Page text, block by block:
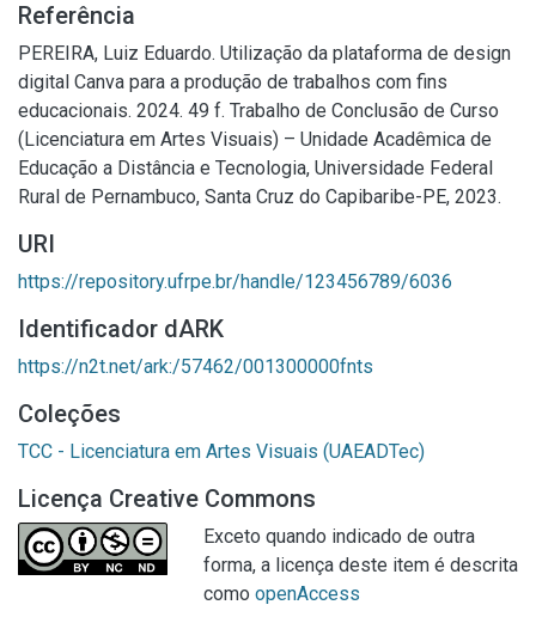
Referência
PEREIRA, Luiz Eduardo. Utilização da plataforma de design
digital Canva para a produção de trabalhos com fins
educacionais. 2024. 49 f. Trabalho de Conclusão de Curso
(Licenciatura em Artes Visuais) – Unidade Acadêmica de
Educação a Distância e Tecnologia, Universidade Federal
Rural de Pernambuco, Santa Cruz do Capibaribe-PE, 2023.
URI
https://repository.ufrpe.br/handle/123456789/6036
Identificador dARK
https://n2t.net/ark:/57462/001300000fnts
Coleções
TCC - Licenciatura em Artes Visuais (UAEADTec)
Licença Creative Commons
Exceto quando indicado de outra
forma, a licença deste item é descrita
como openAccess